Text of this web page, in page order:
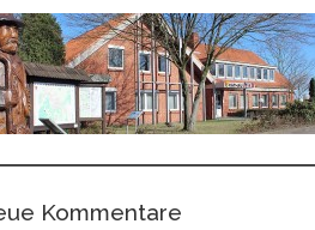
Kommentare